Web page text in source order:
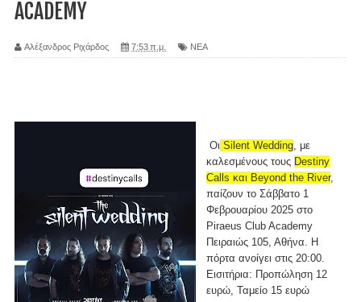
ACADEMY
Αλέξανδρος Ριχάρδος 7:53 π.μ. ΝΕΑ
Οι Silent Wedding, με
καλεσμένους τους Destiny
Calls και Beyond the River,
παίζουν το Σάββατο 1
Φεβρουαρίου 2025 στο
Piraeus Club Academy
Πειραιώς 105, Αθήνα. Η
πόρτα ανοίγει στις 20:00.
Εισιτήρια: Προπώληση 12
ευρώ, Ταμείο 15 ευρώ